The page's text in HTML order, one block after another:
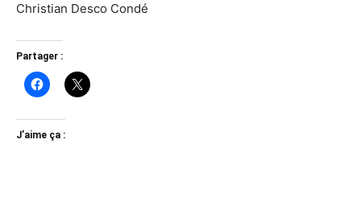
Christian Desco Condé
Partager :
J’aime ça :